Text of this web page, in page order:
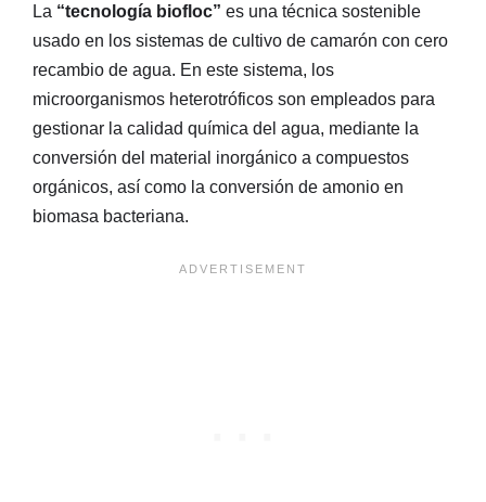
La “tecnología biofloc” es una técnica sostenible
usado en los sistemas de cultivo de camarón con cero
recambio de agua. En este sistema, los
microorganismos heterotróficos son empleados para
gestionar la calidad química del agua, mediante la
conversión del material inorgánico a compuestos
orgánicos, así como la conversión de amonio en
biomasa bacteriana.